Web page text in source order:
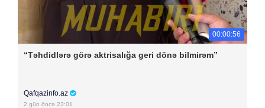
00:00:56
“Təhdidlərə görə aktrisalığa geri dönə bilmirəm”
Qafqazinfo.az
2 gün öncə 23:01